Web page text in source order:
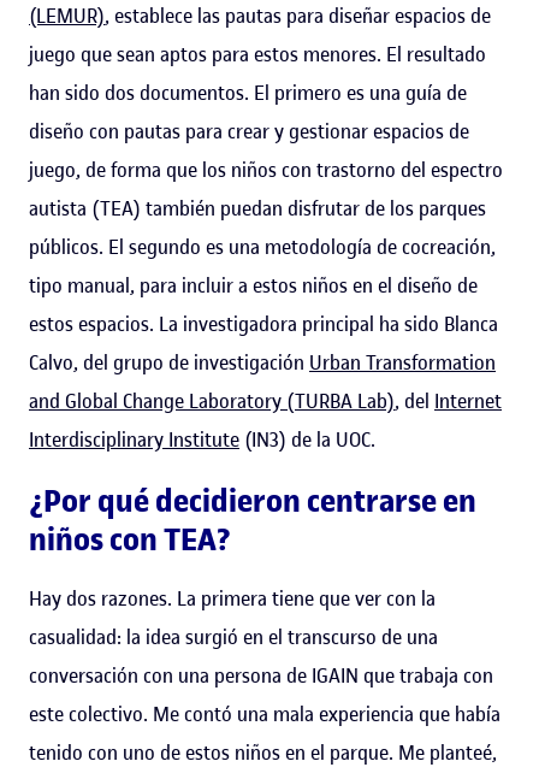
(LEMUR), establece las pautas para diseñar espacios de
juego que sean aptos para estos menores. El resultado
han sido dos documentos. El primero es una guía de
diseño con pautas para crear y gestionar espacios de
juego, de forma que los niños con trastorno del espectro
autista (TEA) también puedan disfrutar de los parques
públicos. El segundo es una metodología de cocreación,
tipo manual, para incluir a estos niños en el diseño de
estos espacios. La investigadora principal ha sido Blanca
Calvo, del grupo de investigación Urban Transformation
and Global Change Laboratory (TURBA Lab), del Internet
Interdisciplinary Institute (IN3) de la UOC.
¿Por qué decidieron centrarse en
niños con TEA?
Hay dos razones. La primera tiene que ver con la
casualidad: la idea surgió en el transcurso de una
conversación con una persona de IGAIN que trabaja con
este colectivo. Me contó una mala experiencia que había
tenido con uno de estos niños en el parque. Me planteé,